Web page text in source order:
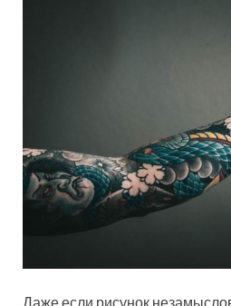
Даже если рисунок